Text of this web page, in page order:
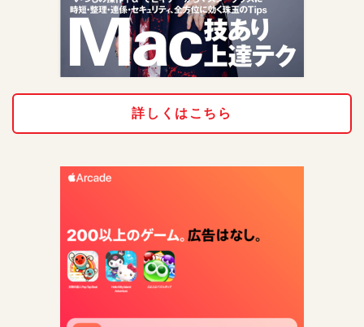
詳しくはこちら